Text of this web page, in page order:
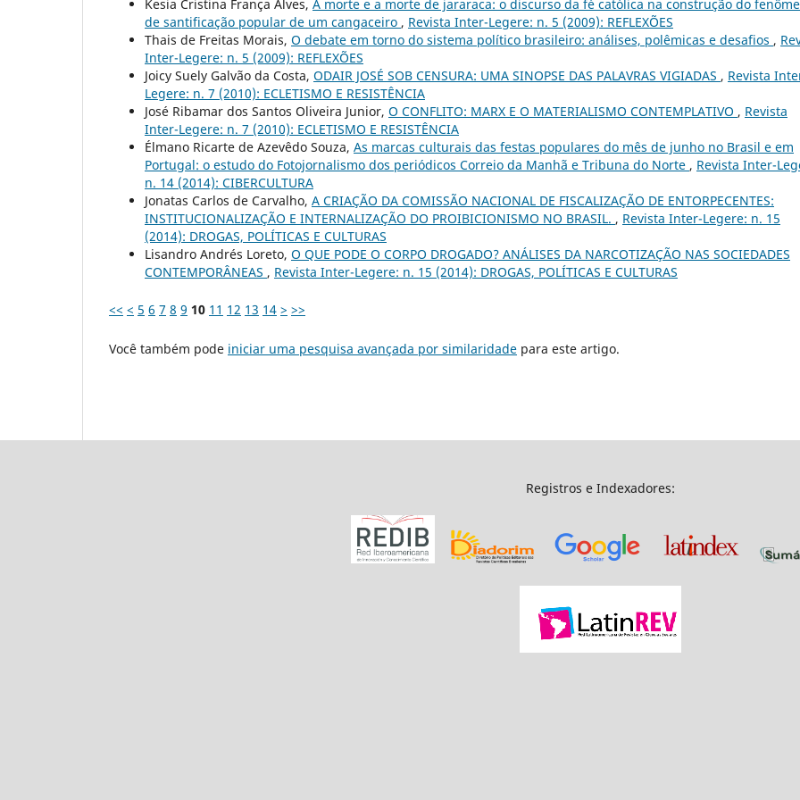
Kesia Cristina França Alves, A morte e a morte de jararaca: o discurso da fé católica na construção do
de santificação popular de um cangaceiro , Revista Inter-Legere: n. 5 (2009): REFLEXÕES
Thais de Freitas Morais, O debate em torno do sistema político brasileiro: análises, polêmicas e desafios ,
Inter-Legere: n. 5 (2009): REFLEXÕES
Joicy Suely Galvão da Costa, ODAIR JOSÉ SOB CENSURA: UMA SINOPSE DAS PALAVRAS VIGIADAS , Revista
Legere: n. 7 (2010): ECLETISMO E RESISTÊNCIA
José Ribamar dos Santos Oliveira Junior, O CONFLITO: MARX E O MATERIALISMO CONTEMPLATIVO , Revista
Inter-Legere: n. 7 (2010): ECLETISMO E RESISTÊNCIA
Élmano Ricarte de Azevêdo Souza, As marcas culturais das festas populares do mês de junho no Brasil e em
Portugal: o estudo do Fotojornalismo dos periódicos Correio da Manhã e Tribuna do Norte , Revista Inter-
n. 14 (2014): CIBERCULTURA
Jonatas Carlos de Carvalho, A CRIAÇÃO DA COMISSÃO NACIONAL DE FISCALIZAÇÃO DE ENTORPECENTES:
INSTITUCIONALIZAÇÃO E INTERNALIZAÇÃO DO PROIBICIONISMO NO BRASIL. , Revista Inter-Legere: n. 15
(2014): DROGAS, POLÍTICAS E CULTURAS
Lisandro Andrés Loreto, O QUE PODE O CORPO DROGADO? ANÁLISES DA NARCOTIZAÇÃO NAS SOCIEDADES
CONTEMPORÂNEAS , Revista Inter-Legere: n. 15 (2014): DROGAS, POLÍTICAS E CULTURAS
<< < 5 6 7 8 9 10 11 12 13 14 > >>
Você também pode iniciar uma pesquisa avançada por similaridade para este artigo.
Registros e Indexadores: